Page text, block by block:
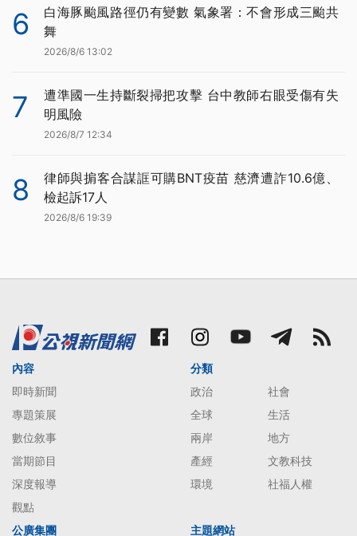
6
白海豚颱風路徑仍有變數 氣象署：不會形成三颱共
舞
2026/8/6 13:02
7
遭準國一生持斷裂掃把攻擊 台中教師右眼受傷有失
明風險
2026/8/7 12:34
8
律師與掮客合謀誆可購BNT疫苗 慈濟遭詐10.6億、
檢起訴17人
2026/8/6 19:39
內容
即時新聞
專題策展
數位敘事
當期節目
深度報導
觀點
分類
政治
社會
全球
生活
兩岸
地方
產經
文教科技
環境
社福人權
公廣集團 主題網站